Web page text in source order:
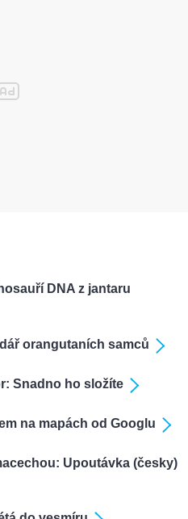
DNA z jantaru
orangutaních samců
Snadno ho složíte
na mapách od Googlu
Upoutávka (česky)